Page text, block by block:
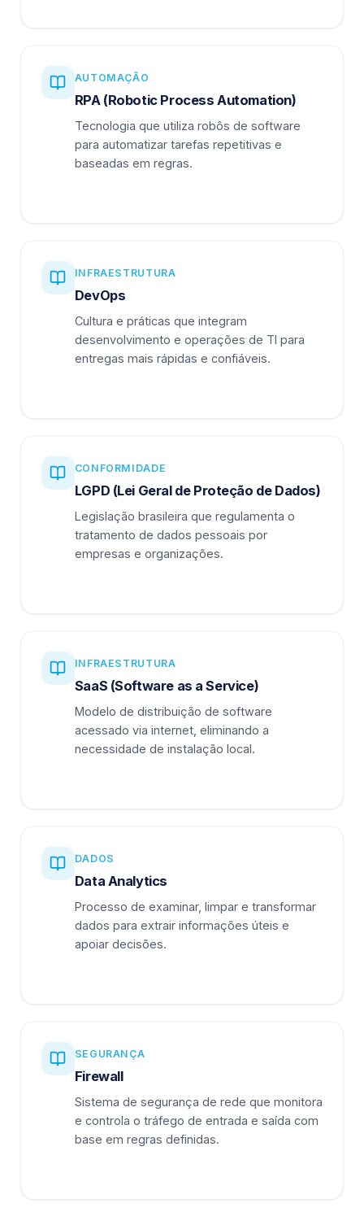
AUTOMAÇÃO
RPA (Robotic Process Automation)
Tecnologia que utiliza robôs de software
para automatizar tarefas repetitivas e
baseadas em regras.
INFRAESTRUTURA
DevOps
Cultura e práticas que integram
desenvolvimento e operações de TI para
entregas mais rápidas e confiáveis.
CONFORMIDADE
LGPD (Lei Geral de Proteção de Dados)
Legislação brasileira que regulamenta o
tratamento de dados pessoais por
empresas e organizações.
INFRAESTRUTURA
SaaS (Software as a Service)
Modelo de distribuição de software
acessado via internet, eliminando a
necessidade de instalação local.
DADOS
Data Analytics
Processo de examinar, limpar e transformar
dados para extrair informações úteis e
apoiar decisões.
SEGURANÇA
Firewall
Sistema de segurança de rede que monitora
e controla o tráfego de entrada e saída com
base em regras definidas.